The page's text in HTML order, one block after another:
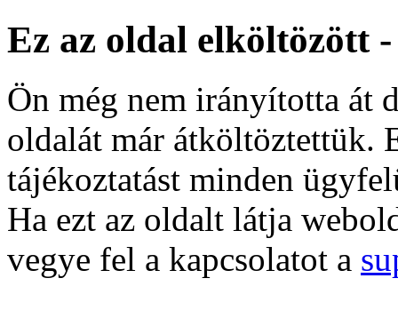
Ez az oldal elköltözött -
Ön még nem irányította át
oldalát már átköltöztettük.
tájékoztatást minden
Ha ezt az oldalt látja
vegye fel a kapcsolatot a